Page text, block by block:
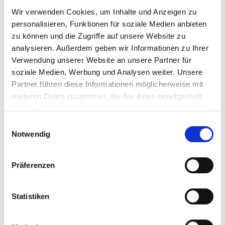
Wir verwenden Cookies, um Inhalte und Anzeigen zu
personalisieren, Funktionen für soziale Medien anbieten
zu können und die Zugriffe auf unsere Website zu
analysieren. Außerdem geben wir Informationen zu Ihrer
Verwendung unserer Website an unsere Partner für
soziale Medien, Werbung und Analysen weiter. Unsere
Partner führen diese Informationen möglicherweise mit
weiteren Daten zusammen, die Sie ihnen bereitgestellt
Notwendig
Präferenzen
Statistiken
Du erfasst (oder lässt erfassen), welche Einsätze in
welchen Objekten mit wie vielen Stunden stattgefunden
Daten prüfen
Stimmen die erfassten Stunden mit der
Einsatzplanung
überein? Gibt es Abweichungen, Fehlzeiten oder
der
Gutschrift erstellen
Pflichtangaben (siehe Abschnitt 04). Achte besonders auf
die korrekte Steuernummer des Subunternehmers und
Stundenverrechnungssatz